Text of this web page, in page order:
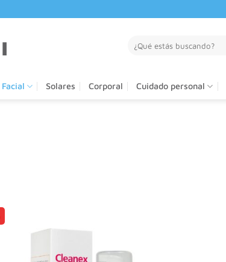
por:
Facial Solares Corporal Cuidado personal